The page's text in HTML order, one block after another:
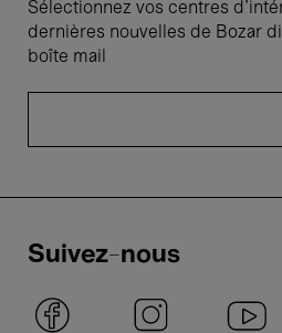
Sélectionnez vos centres
dernières nouvelles de Bozar
boîte mail
Suivez-nous